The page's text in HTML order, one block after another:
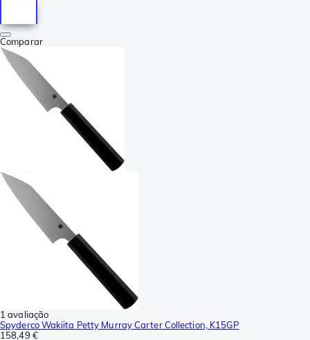
Comparar
1 avaliação
Spyderco Wakiita Petty Murray Carter Collection, K15GP
158,49 €